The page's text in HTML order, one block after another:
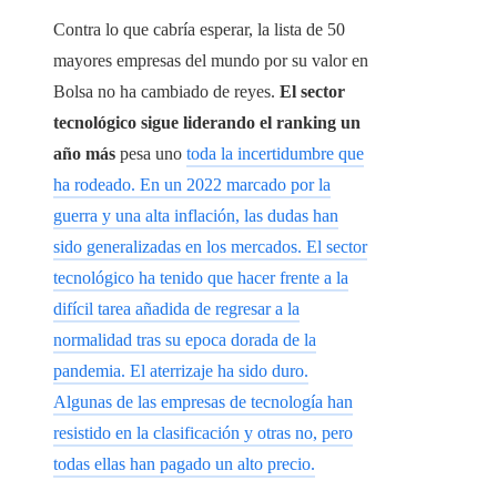
Contra lo que cabría esperar, la lista de 50
mayores empresas del mundo por su valor en
Bolsa no ha cambiado de reyes. El sector
tecnológico sigue liderando el ranking un
año más pesa uno toda la incertidumbre que
ha rodeado. En un 2022 marcado por la
guerra y una alta inflación, las dudas han
sido generalizadas en los mercados. El sector
tecnológico ha tenido que hacer frente a la
difícil tarea añadida de regresar a la
normalidad tras su epoca dorada de la
pandemia. El aterrizaje ha sido duro.
Algunas de las empresas de tecnología han
resistido en la clasificación y otras no, pero
todas ellas han pagado un alto precio.